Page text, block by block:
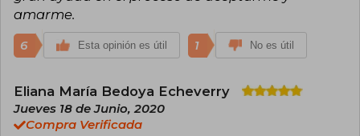
amarme.
6 Esta opinión es útil 1 No es útil
Eliana María Bedoya Echeverry
Jueves 18 de Junio, 2020
Compra Verificada